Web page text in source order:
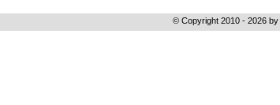
© Copyright 2010 - 2026 by